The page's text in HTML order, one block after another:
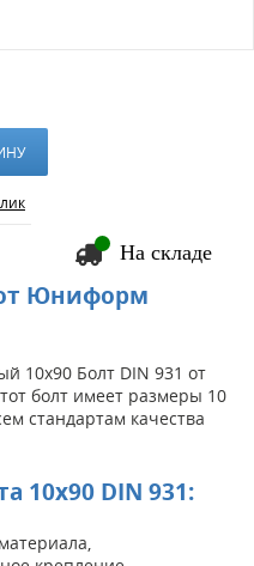
На складе
от Юниформ
10х90 Болт DIN 931 от
болт имеет размеры 10
стандартам качества
10х90 DIN 931: